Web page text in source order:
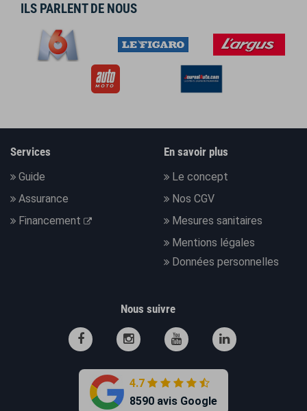
ILS PARLENT DE NOUS
Services
Guide
Assurance
Financement
En savoir plus
Le concept
Nos CGV
Mesures sanitaires
Mentions légales
Données personnelles
Nous suivre
4.7
8590 avis Google